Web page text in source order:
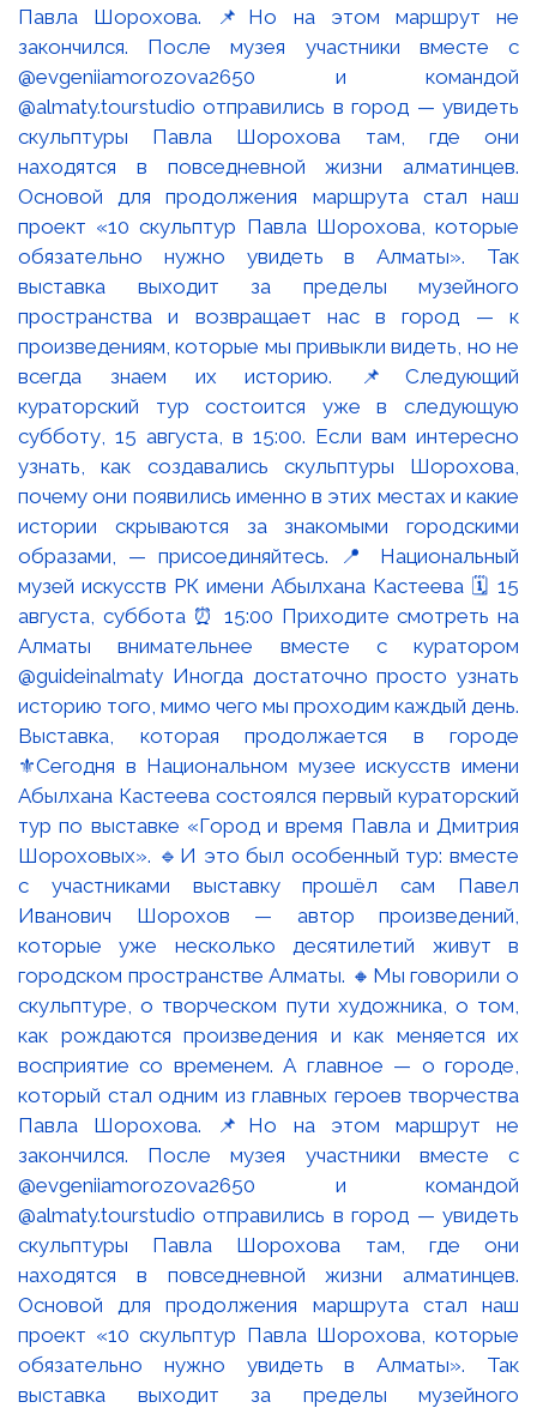
Выставка, которая продолжается в городе
⚜️Сегодня в Национальном музее искусств имени
Абылхана Кастеева состоялся первый кураторский
тур по выставке «Город и время Павла и Дмитрия
Шороховых». 🔹И это был особенный тур: вместе
с участниками выставку прошёл сам Павел
Иванович Шорохов — автор произведений,
которые уже несколько десятилетий живут в
городском пространстве Алматы. 🔸Мы говорили о
скульптуре, о творческом пути художника, о том,
как рождаются произведения и как меняется их
восприятие со временем. А главное — о городе,
который стал одним из главных героев творчества
Павла Шорохова. 📌Но на этом маршрут не
закончился. После музея участники вместе с
@evgeniiamorozova2650 и командой
@almaty.tourstudio отправились в город — увидеть
скульптуры Павла Шорохова там, где они
находятся в повседневной жизни алматинцев.
Основой для продолжения маршрута стал наш
проект «10 скульптур Павла Шорохова, которые
обязательно нужно увидеть в Алматы». Так
выставка выходит за пределы музейного